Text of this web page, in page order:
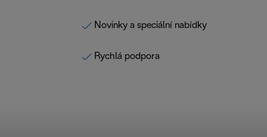
Novinky a speciální nabídky
Rychlá podpora